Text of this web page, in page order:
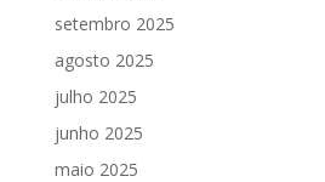
setembro 2025
agosto 2025
julho 2025
junho 2025
maio 2025